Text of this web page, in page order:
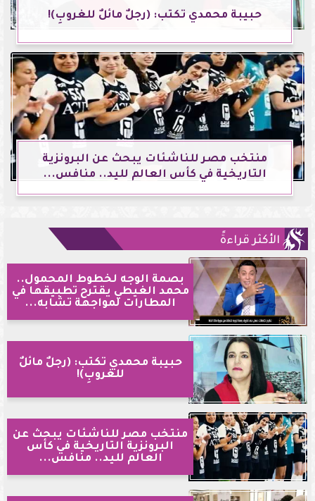
حبيبة محمدي تكتب: (رجلٌ مائلٌ للغروبِ)!
منتخب مصر للناشئات يبحث عن البرونزية
التاريخية في كأس العالم لليد.. منافس...
الأكثر قراءةً
بصمة الوجه لخطوط المحمول..
محمد الغيطي يقترح تطبيقها في
المطارات لمواجهة تشابه...
حبيبة محمدي تكتب: (رجلٌ مائلٌ
للغروبِ)!
منتخب مصر للناشئات يبحث عن
البرونزية التاريخية في كأس
العالم لليد.. منافس...